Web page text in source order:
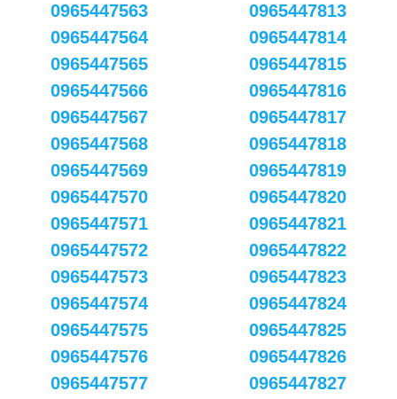
0965447563
0965447564
0965447565
0965447566
0965447567
0965447568
0965447569
0965447570
0965447571
0965447572
0965447573
0965447574
0965447575
0965447576
0965447577
0965447813
0965447814
0965447815
0965447816
0965447817
0965447818
0965447819
0965447820
0965447821
0965447822
0965447823
0965447824
0965447825
0965447826
0965447827